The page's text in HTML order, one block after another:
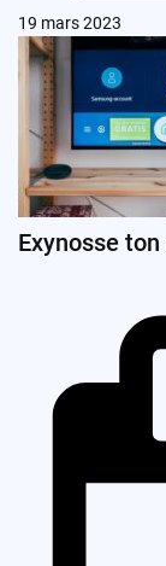
19 mars 2023
Exynosse ton